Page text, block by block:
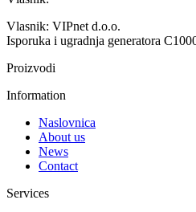
Vlasnik: VIPnet d.o.o.
Isporuka i ugradnja generatora
Proizvodi
Information
Naslovnica
About us
News
Contact
Services